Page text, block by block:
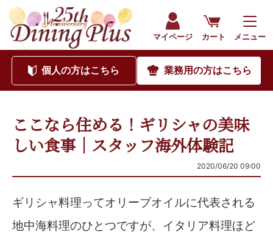
マイページ カート メニュー
個人の方はこちら 業務用の方はこちら
ここなら住める！ギリシャの美味
しい食事｜スタッフ海外体験記
2020/06/20 09:00
ギリシャ料理ってオリーブオイルに代表される
地中海料理のひとつですが、イタリア料理ほど